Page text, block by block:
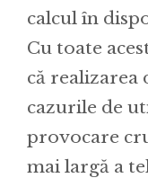
calcul în
Cu toate
că
cazurile de
provocare
mai largă a